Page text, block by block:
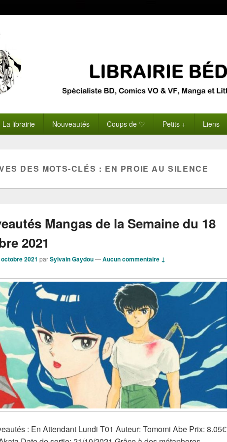
La librairie Nouveautés Coups de ♡ Petits + Liens
DES MOTS-CLÉS : EN PROIE AU SILENCE
Mangas de la Semaine du 18
2021
2021 parSylvain Gaydou—Aucun commentaire ↓
: En Attendant Lundi T01 Auteur: Tomomi Abe Prix: 8.05€